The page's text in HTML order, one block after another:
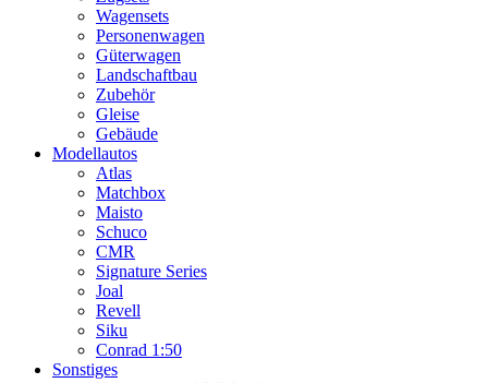
Wagensets
Personenwagen
Güterwagen
Landschaftbau
Zubehör
Gleise
Gebäude
Modellautos
Atlas
Matchbox
Maisto
Schuco
CMR
Signature Series
Joal
Revell
Siku
Conrad 1:50
Sonstiges